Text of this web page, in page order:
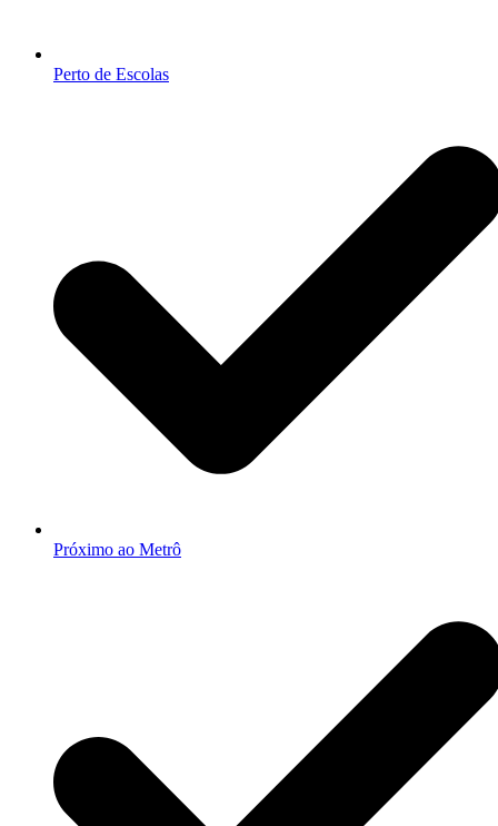
Perto de Escolas
Próximo ao Metrô